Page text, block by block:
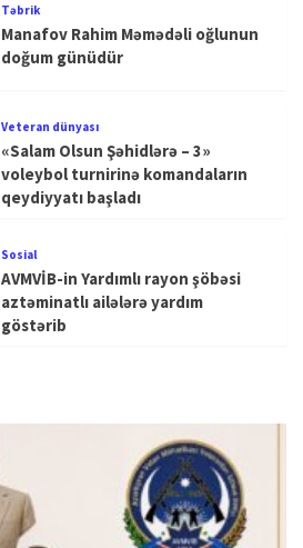
Təbrik
Manafov Rahim Məmədəli oğlunun
doğum günüdür
Veteran dünyası
«Salam Olsun Şəhidlərə – 3»
voleybol turnirinə komandaların
qeydiyyatı başladı
Sosial
AVMVİB-in Yardımlı rayon şöbəsi
aztəminatlı ailələrə yardım
göstərib